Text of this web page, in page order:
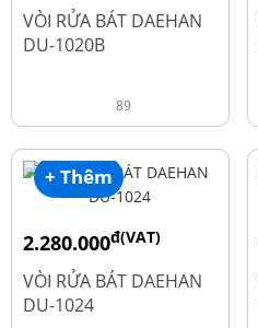
2.600.000
VÒI RỬA BÁT DAEHAN
DU-1020B
89
+ Thêm
2.280.000đ(VAT)
2.600.000
VÒI RỬA BÁT DAEHAN
DU-1024